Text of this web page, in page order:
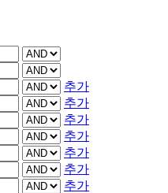
추가
추가
추가
추가
추가
추가
추가